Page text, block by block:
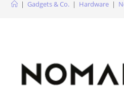
| Gadgets & Co. | Hardware |